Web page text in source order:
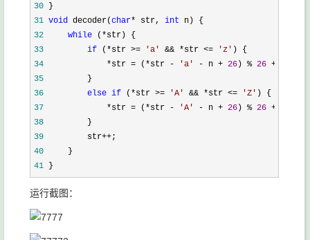
30
31 void decoder(char* str, int
32
while (*
33
if (*str >= 'a ' && *str <= 'z '
34
             *str = (*str -
'a ' - n + 26 ) % 26 +
35
36
else if (*str >= 'A ' && *str <= 'Z '
37
             *str = (*str -
'A ' - n + 26 ) % 26 +
38
39
         str++
40
41 }
运行截图：